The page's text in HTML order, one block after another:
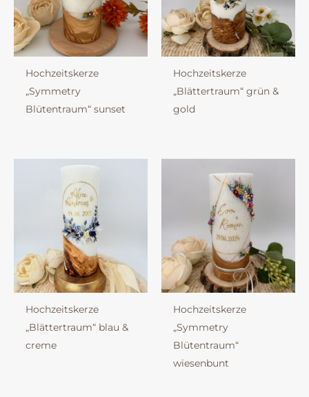
Hochzeitskerze
„Symmetry
Blütentraum“ sunset
Hochzeitskerze
„Blättertraum“ grün &
gold
Hochzeitskerze
„Blättertraum“ blau &
creme
Hochzeitskerze
„Symmetry
Blütentraum“
wiesenbunt